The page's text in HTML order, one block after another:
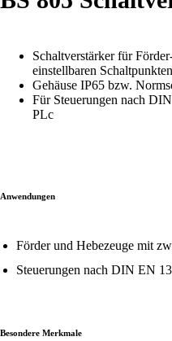
Schaltverstärker für
einstellbaren Schaltpunkten
Gehäuse IP65 bzw.
Für Steuerungen nach
PLc
Anwendungen
Förder und Hebezeuge mit
Steuerungen nach DIN EN
Besondere Merkmale